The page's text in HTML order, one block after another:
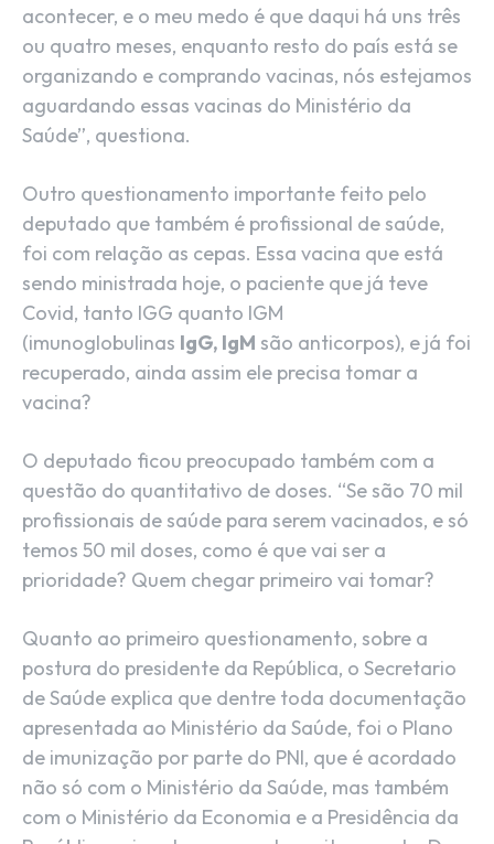
acontecer, e o meu medo é que daqui há uns três
ou quatro meses, enquanto resto do país está se
organizando e comprando vacinas, nós estejamos
aguardando essas vacinas do Ministério da
Saúde”, questiona.
Outro questionamento importante feito pelo
deputado que também é profissional de saúde,
foi com relação as cepas. Essa vacina que está
sendo ministrada hoje, o paciente que já teve
Covid, tanto IGG quanto IGM
(imunoglobulinas IgG, IgM são anticorpos), e já foi
recuperado, ainda assim ele precisa tomar a
vacina?
O deputado ficou preocupado também com a
questão do quantitativo de doses. “Se são 70 mil
profissionais de saúde para serem vacinados, e só
temos 50 mil doses, como é que vai ser a
prioridade? Quem chegar primeiro vai tomar?
Quanto ao primeiro questionamento, sobre a
postura do presidente da República, o Secretario
de Saúde explica que dentre toda documentação
apresentada ao Ministério da Saúde, foi o Plano
de imunização por parte do PNI, que é acordado
não só com o Ministério da Saúde, mas também
com o Ministério da Economia e a Presidência da